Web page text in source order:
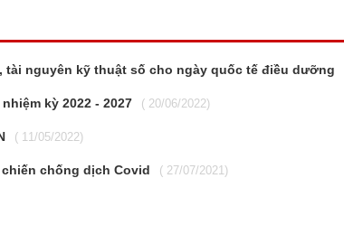
nguyên kỹ thuật số cho ngày quốc tế điều dưỡng
kỳ 2022 - 2027 ( 20/06/2022)
( 11/05/2022)
chống dịch Covid ( 27/07/2021)